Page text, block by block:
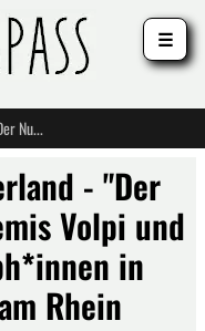
Im Weihnachtswunderland - "Der Nussknacker" von Demis Volpi und weiteren Choreograph*innen in der deutschen Oper am Rhein
- "Der
Volpi und
in
Rhein
☰